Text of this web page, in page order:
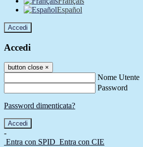
Español
Accedi
Accedi
button close ×
Nome Utente
Password
Password dimenticata?
-
Entra con SPID Entra con CIE